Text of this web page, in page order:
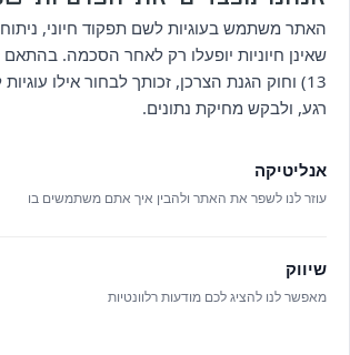
מדיניות
ביטול
הרישום הוא
ביטול עסקה
מפיקי האירועים
האתר משתמש בעוגיות לשם תפקוד חיוני, ניתוח
שאינן חיוניות יופעלו רק לאחר הסכמה. בהתאם
13) וחוק הגנת הצרכן, זכותך לבחור אילו
רגע, ולבקש מחיקת נתונים.
אנליטיקה
עוזר לנו לשפר את האתר ולהבין איך אתם משתמשים בו
שיווק
מאפשר לנו להציג לכם מודעות רלוונטיות